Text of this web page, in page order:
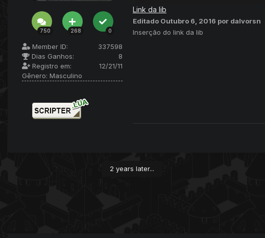
750 268 0
Member ID:
337598
Dias Ganhos:
8
Registro em:
12/21/11
Gênero: Masculino
Link da lib
Editado Outubro 6, 2016 por dalvorsn
Inserção do link da lib
2 years later...